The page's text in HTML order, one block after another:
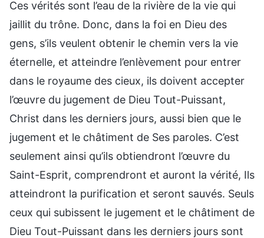
Ces vérités sont l’eau de la rivière de la vie qui
jaillit du trône. Donc, dans la foi en Dieu des
gens, s’ils veulent obtenir le chemin vers la vie
éternelle, et atteindre l’enlèvement pour entrer
dans le royaume des cieux, ils doivent accepter
l’œuvre du jugement de Dieu Tout-Puissant,
Christ dans les derniers jours, aussi bien que le
jugement et le châtiment de Ses paroles. C’est
seulement ainsi qu’ils obtiendront l’œuvre du
Saint-Esprit, comprendront et auront la vérité, Ils
atteindront la purification et seront sauvés. Seuls
ceux qui subissent le jugement et le châtiment de
Dieu Tout-Puissant dans les derniers jours sont